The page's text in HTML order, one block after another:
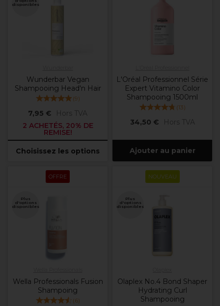
disponibles
Wunderbar Vegan
Shampooing Head'n Hair
(9)
7,95 €
Hors TVA
2 ACHETÉS, 20% DE
REMISE!
Choisissez les options
L'Oréal Professionnel Série
Expert Vitamino Color
Shampooing 1500ml
(13)
34,50 € Hors TVA
Ajouter au panier
OFFRE
Plus
d'options
disponibles
Wella Professionals Fusion
Shampoing
(6)
NOUVEAU
Plus
d'options
disponibles
Olaplex No.4 Bond Shaper
Hydrating Curl
Shampooing